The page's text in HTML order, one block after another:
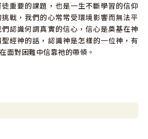
重要的課題，也是一生不斷學習的信仰
戰，我們的心常常受環境影響而無法平
認識何謂真實的信心，信心是奠基在神
經神的話，認識神是怎樣的一位神，有
面對困難中信靠祂的帶領。
真實經歷，對神的信心會越來越大，縱
信自己是神美好的創造嗎？因著社會、